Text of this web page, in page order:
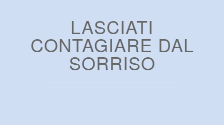
LASCIATI
CONTAGIARE DAL
SORRISO